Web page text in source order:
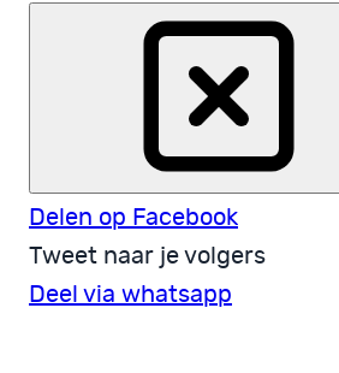
Delen op Facebook
Tweet naar je volgers
Deel via whatsapp